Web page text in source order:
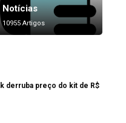
Notícias
10955 Artigos
derruba preço do kit de R$